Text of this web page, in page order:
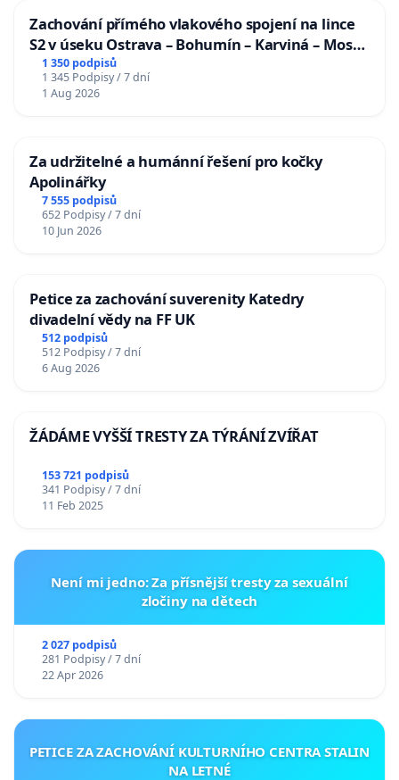
Zachování přímého vlakového spojení na lince
S2 v úseku Ostrava – Bohumín – Karviná – Mosty
u Jablunkova
1 350 podpisů
1 345 Podpisy / 7 dní
1 Aug 2026
Za udržitelné a humánní řešení pro kočky
Apolinářky
7 555 podpisů
652 Podpisy / 7 dní
10 Jun 2026
Petice za zachování suverenity Katedry
divadelní vědy na FF UK
512 podpisů
512 Podpisy / 7 dní
6 Aug 2026
ŽÁDÁME VYŠŠÍ TRESTY ZA TÝRÁNÍ ZVÍŘAT
153 721 podpisů
341 Podpisy / 7 dní
11 Feb 2025
Není mi jedno: Za přísnější tresty za sexuální
zločiny na dětech
2 027 podpisů
281 Podpisy / 7 dní
22 Apr 2026
PETICE ZA ZACHOVÁNÍ KULTURNÍHO CENTRA STALIN
NA LETNÉ